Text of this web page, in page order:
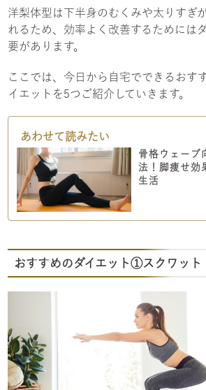
洋梨体型は下半身のむくみや太りすぎ
れるため、効率よく改善するためには
要があります。
ここでは、今日から自宅でできるおす
イエットを5つご紹介していきます。
骨格ウェーブ
法！脚痩せ効
生活
おすすめのダイエット①スクワット